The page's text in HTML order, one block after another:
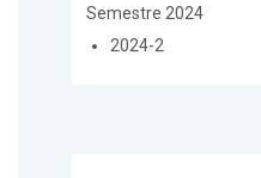
Semestre 2024
2024-2